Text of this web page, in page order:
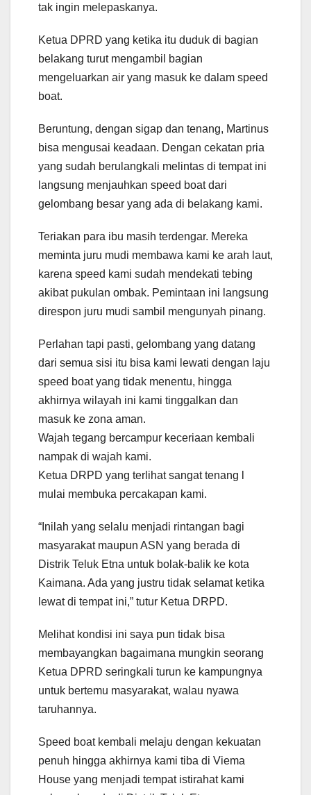
tak ingin melepaskanya.
Ketua DPRD yang ketika itu duduk di bagian
belakang turut mengambil bagian
mengeluarkan air yang masuk ke dalam speed
boat.
Beruntung, dengan sigap dan tenang, Martinus
bisa mengusai keadaan. Dengan cekatan pria
yang sudah berulangkali melintas di tempat ini
langsung menjauhkan speed boat dari
gelombang besar yang ada di belakang kami.
Teriakan para ibu masih terdengar. Mereka
meminta juru mudi membawa kami ke arah laut,
karena speed kami sudah mendekati tebing
akibat pukulan ombak. Pemintaan ini langsung
direspon juru mudi sambil mengunyah pinang.
Perlahan tapi pasti, gelombang yang datang
dari semua sisi itu bisa kami lewati dengan laju
speed boat yang tidak menentu, hingga
akhirnya wilayah ini kami tinggalkan dan
masuk ke zona aman.
Wajah tegang bercampur keceriaan kembali
nampak di wajah kami.
Ketua DRPD yang terlihat sangat tenang l
mulai membuka percakapan kami.
“Inilah yang selalu menjadi rintangan bagi
masyarakat maupun ASN yang berada di
Distrik Teluk Etna untuk bolak-balik ke kota
Kaimana. Ada yang justru tidak selamat ketika
lewat di tempat ini,” tutur Ketua DRPD.
Melihat kondisi ini saya pun tidak bisa
membayangkan bagaimana mungkin seorang
Ketua DPRD seringkali turun ke kampungnya
untuk bertemu masyarakat, walau nyawa
taruhannya.
Speed boat kembali melaju dengan kekuatan
penuh hingga akhirnya kami tiba di Viema
House yang menjadi tempat istirahat kami